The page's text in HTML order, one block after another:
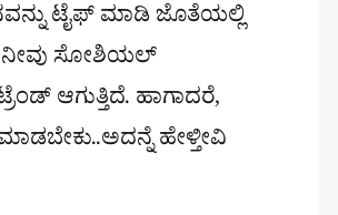
ಟೈಫ್ ಮಾಡಿ ಜೊತೆಯಲ್ಲಿ
ನೀವು ಸೋಶಿಯಲ್
ಆಗುತ್ತಿದೆ. ಹಾಗಾದರೆ,
ಹೇಳ್ತೀವಿ